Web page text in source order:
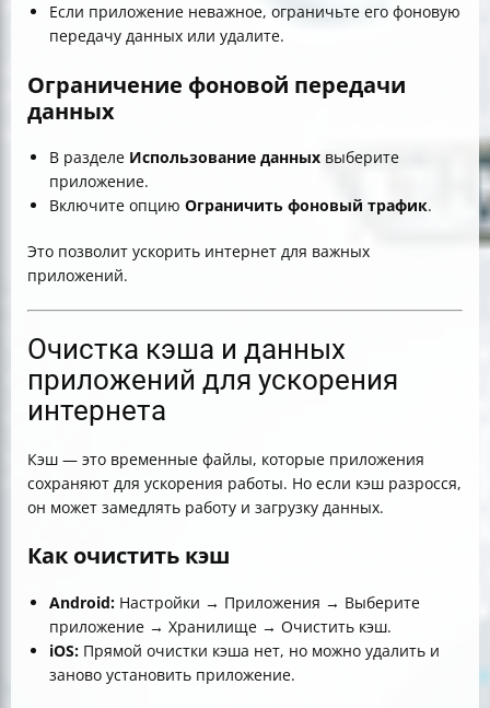
Если приложение неважное, ограничьте его фоновую
передачу данных или удалите.
Ограничение фоновой передачи
данных
В разделе Использование данных выберите
приложение.
Включите опцию Ограничить фоновый трафик.
Это позволит ускорить интернет для важных
приложений.
Очистка кэша и данных
приложений для ускорения
интернета
Кэш — это временные файлы, которые приложения
сохраняют для ускорения работы. Но если кэш разросся,
он может замедлять работу и загрузку данных.
Как очистить кэш
Android: Настройки → Приложения → Выберите
приложение → Хранилище → Очистить кэш.
iOS: Прямой очистки кэша нет, но можно удалить и
заново установить приложение.